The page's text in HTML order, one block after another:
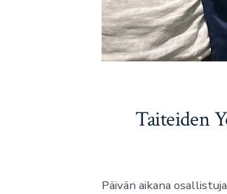
Taiteiden
Päivän aikana